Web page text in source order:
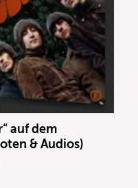
auf dem
& Audios)